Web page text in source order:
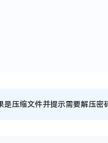
压缩文件并提示需要解压